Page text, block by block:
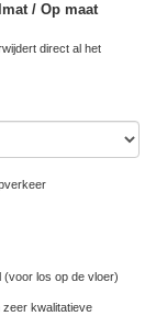
/ Op maat
direct al het
(voor los op de vloer)
zeer kwalitatieve